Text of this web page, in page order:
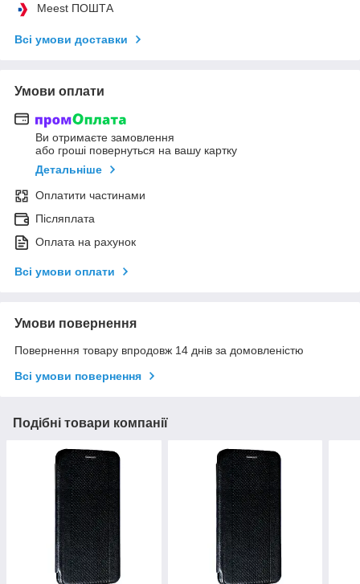
Meest ПОШТА
Всі умови доставки
Умови оплати
Ви отримаєте замовлення
або гроші повернуться на вашу картку
Детальніше
Оплатити частинами
Післяплата
Оплата на рахунок
Всі умови оплати
Умови повернення
Повернення товару впродовж 14 днів за домовленістю
Всі умови повернення
Подібні товари компанії